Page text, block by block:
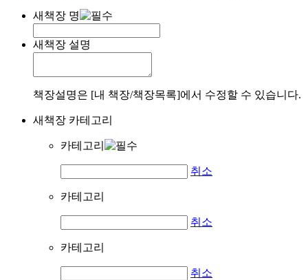
새책장 명
새책장 설명
책장설명은 [내 책장/책장목록]에서 수정할 수 있습니다.
새책장 카테고리
카테고리
취소
카테고리
취소
카테고리
취소